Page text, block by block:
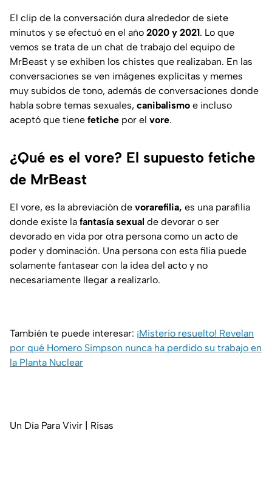
El clip de la conversación dura alrededor de siete
minutos y se efectuó en el año 2020 y 2021. Lo que
vemos se trata de un chat de trabajo del equipo de
MrBeast y se exhiben los chistes que realizaban. En las
conversaciones se ven imágenes explícitas y memes
muy subidos de tono, además de conversaciones donde
habla sobre temas sexuales, canibalismo e incluso
aceptó que tiene fetiche por el vore.
¿Qué es el vore? El supuesto fetiche
de MrBeast
El vore, es la abreviación de vorarefilia, es una parafilia
donde existe la fantasía sexual de devorar o ser
devorado en vida por otra persona como un acto de
poder y dominación. Una persona con esta filia puede
solamente fantasear con la idea del acto y no
necesariamente llegar a realizarlo.
También te puede interesar: ¡Misterio resuelto! Revelan
por qué Homero Simpson nunca ha perdido su trabajo en
la Planta Nuclear
Un Día Para Vivir | Risas